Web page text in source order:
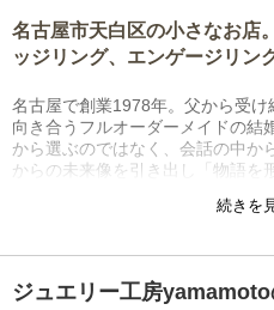
名古屋市天白区の小さなお店
ッジリング、エンゲージリン
名古屋で創業1978年。父から受
向き合うフルオーダーメイドの結
から選ぶのではなく、会話の中か
からの未来像を引き出し「物語を
（つちめ）模様の製作体験も可能
けがえのない思い出になります。
もらうか」を大切にしたいおふた
続きを
ジュエリー工房